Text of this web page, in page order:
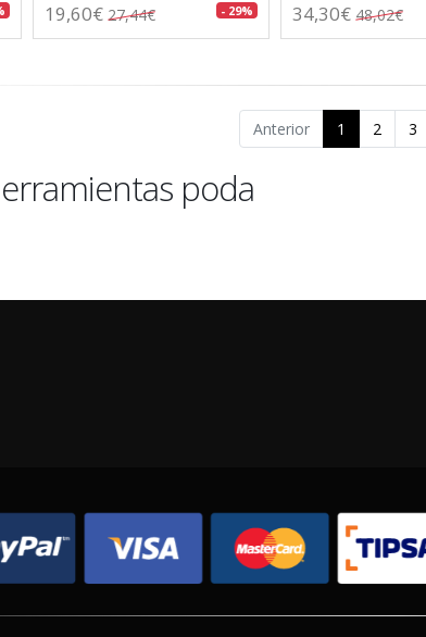
19,60€ 27,44€ - 29% 34,30€ 48,02€
Anterior 1 2 3
poda